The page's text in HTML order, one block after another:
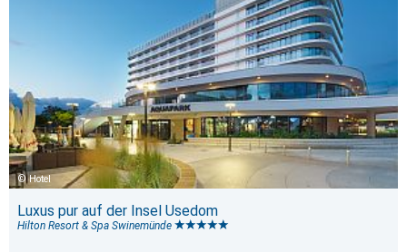
Hotel
Luxus pur auf der Insel Usedom
Hilton Resort & Spa Swinemünde